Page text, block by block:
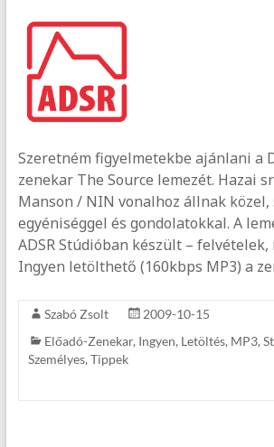
Szeretném figyelmetekbe ajánlani a
zenekar The Source lemezét. Hazai
Manson / NIN vonalhoz állnak közel,
egyéniséggel és gondolatokkal. A
ADSR Stúdióban készült – felvételek,
Ingyen letölthető (160kbps MP3) a
Szabó Zsolt
2009-10-15
Előadó-Zenekar, Ingyen, Letöltés, MP3,
Személyes, Tippek